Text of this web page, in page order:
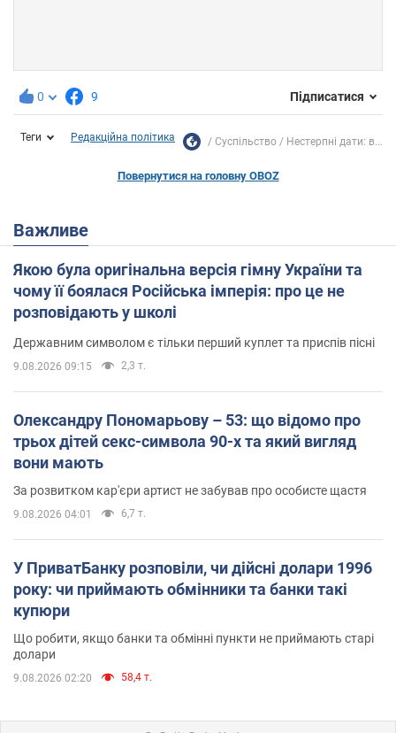
0 9 Підписатися
Теги Редакційна політика Суспільство Нестерпні дати: в...
Повернутися на головну OBOZ
Важливе
Якою була оригінальна версія гімну України та
чому її боялася Російська імперія: про це не
розповідають у школі
Державним символом є тільки перший куплет та приспів пісні
9.08.2026 09:15 2,3 т.
Олександру Пономарьову – 53: що відомо про
трьох дітей секс-символа 90-х та який вигляд
вони мають
За розвитком кар'єри артист не забував про особисте щастя
9.08.2026 04:01 6,7 т.
У ПриватБанку розповіли, чи дійсні долари 1996
року: чи приймають обмінники та банки такі
купюри
Що робити, якщо банки та обмінні пункти не приймають старі
долари
9.08.2026 02:20 58,4 т.